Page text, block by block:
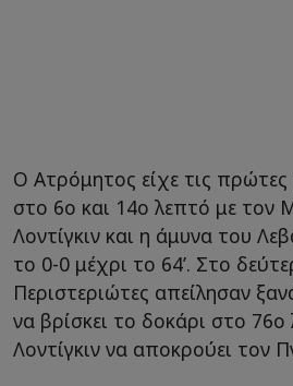
Ο Ατρόμητος είχε τις πρώτες
στο 6ο και 14ο λεπτό με τον
Λοντίγκιν και η άμυνα του
το 0-0 μέχρι το 64’. Στο
Περιστεριώτες απείλησαν
να βρίσκει το δοκάρι στο 76ο
Λοντίγκιν να αποκρούει τον